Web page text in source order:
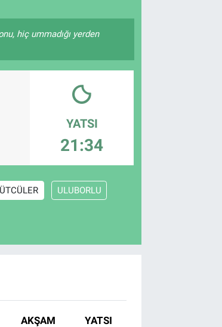
hiç ummadığı yerden
YATSI
21:34
ULUBORLU
AKŞAM
YATSI